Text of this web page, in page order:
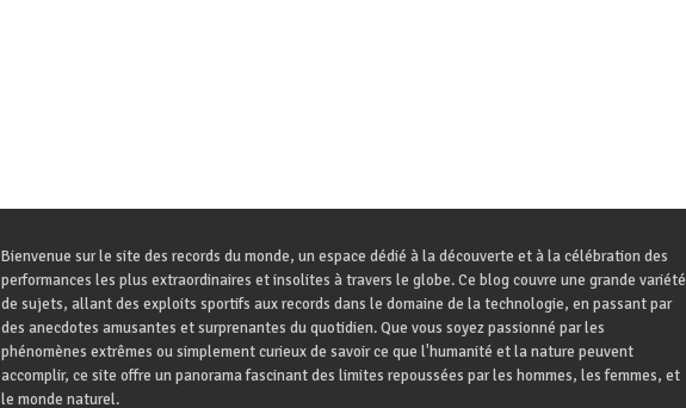
Bienvenue sur le site des records du monde, un espace dédié à la découverte et à la célébration des
performances les plus extraordinaires et insolites à travers le globe. Ce blog couvre une grande variété
de sujets, allant des exploits sportifs aux records dans le domaine de la technologie, en passant par
des anecdotes amusantes et surprenantes du quotidien. Que vous soyez passionné par les
phénomènes extrêmes ou simplement curieux de savoir ce que l'humanité et la nature peuvent
accomplir, ce site offre un panorama fascinant des limites repoussées par les hommes, les femmes, et
le monde naturel.